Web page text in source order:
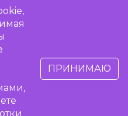
-
вещания
ПРИНИМАЮ